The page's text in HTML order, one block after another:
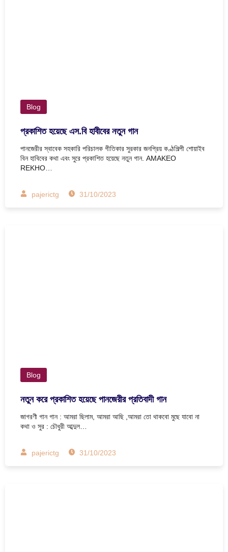
Blog
প্রকাশিত হয়েছে এস.বি হাবীবের নতুন গান
পানজেরীর স্বাবেক সহকারি পরিচালক গীতিকার সুরকার জনপ্রিয় কণ্ঠশিল্পী শোয়াইব
বিন হাবিবের কথা এবং সুরে প্রকাশিত হয়েছে নতুন গান. AMAKEO
REKHO…
pajerictg 31/10/2023
Blog
নতুন করে প্রকাশিত হয়েছে পানজেরীর প্রতিবাদী গান
জাগরণী গান গান : আমরা ছিলাম, আমরা আছি ,আমরা তো থাকবো মুছে যাবো না
কথা ও সুর : চৌধুরী আব্দুল…
pajerictg 31/10/2023